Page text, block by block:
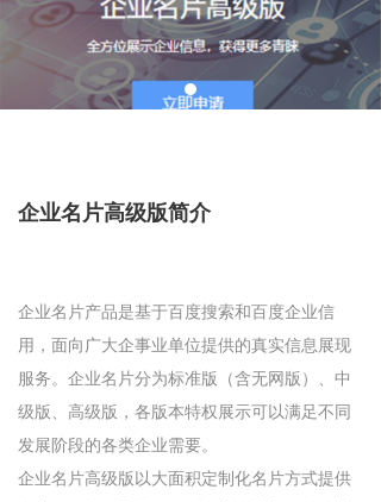
企业名片高级版简介
企业名片产品是基于百度搜索和百度企业信
用，面向广大企事业单位提供的真实信息展现
服务。企业名片分为标准版（含无网版）、中
级版、高级版，各版本特权展示可以满足不同
发展阶段的各类企业需要。
企业名片高级版以大面积定制化名片方式提供